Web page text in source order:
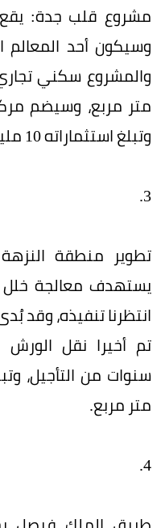
مشروع قلب جدة:
وسيكون أحد المعالم
متر مربع، وسيضم
وتبلغ استثماراته 10 مليارات ريال.
3.
تطوير منطقة
يستهدف معالجة خلل
انتظرنا تنفيذه، وقد
تم أخيرا نقل
متر مربع.
4.